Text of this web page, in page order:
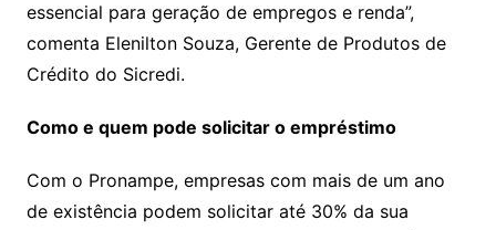
essencial para geração de empregos e renda”,
comenta Elenilton Souza, Gerente de Produtos de
Crédito do Sicredi.
Como e quem pode solicitar o empréstimo
Com o Pronampe, empresas com mais de um ano
de existência podem solicitar até 30% da sua